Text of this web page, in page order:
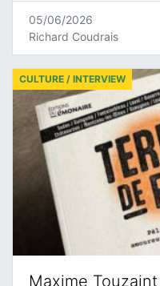
05/06/2026
Richard Coudrais
Maxime
CULTURE / INTERVIEW